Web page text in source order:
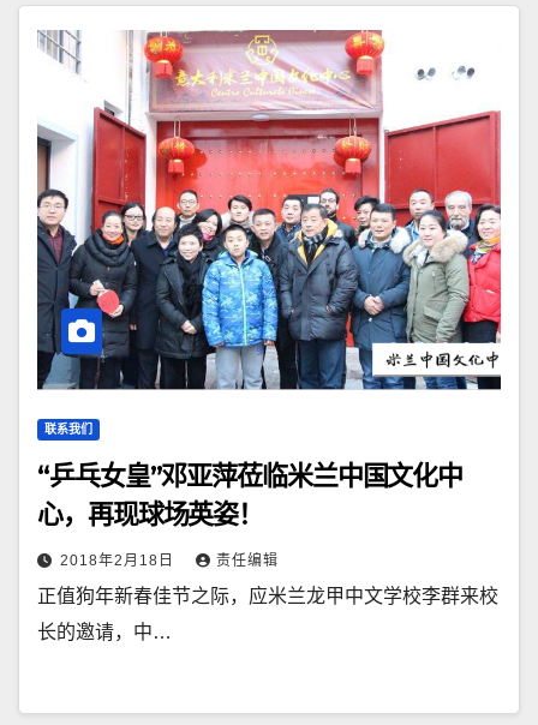
联系我们
“乒乓女皇”邓亚萍莅临米兰中国文化中
心，再现球场英姿！
2018年2月18日 责任编辑
正值狗年新春佳节之际，应米兰龙甲中文学校李群来校
长的邀请，中…